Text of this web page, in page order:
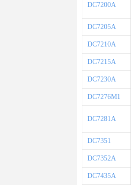
DC7200A
DC7205A
DC7210A
DC7215A
DC7230A
DC7276M1
DC7281A
DC7351
DC7352A
DC7435A